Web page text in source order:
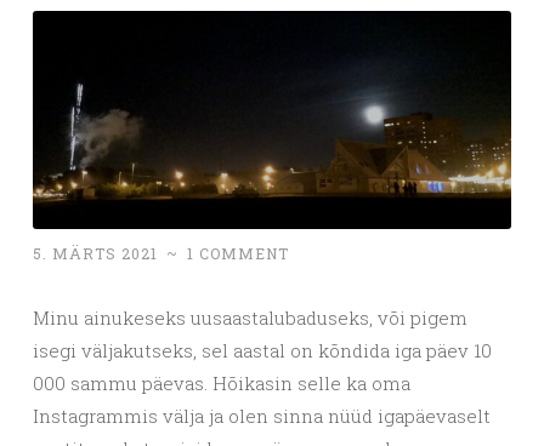
5. MÄRTS 2021 ~ 1 COMMENT
Minu ainukeseks uusaastalubaduseks, või pigem
isegi väljakutseks, sel aastal on kõndida iga päev 10
000 sammu päevas. Hõikasin selle ka oma
Instagrammis välja ja olen sinna nüüd igapäevaselt